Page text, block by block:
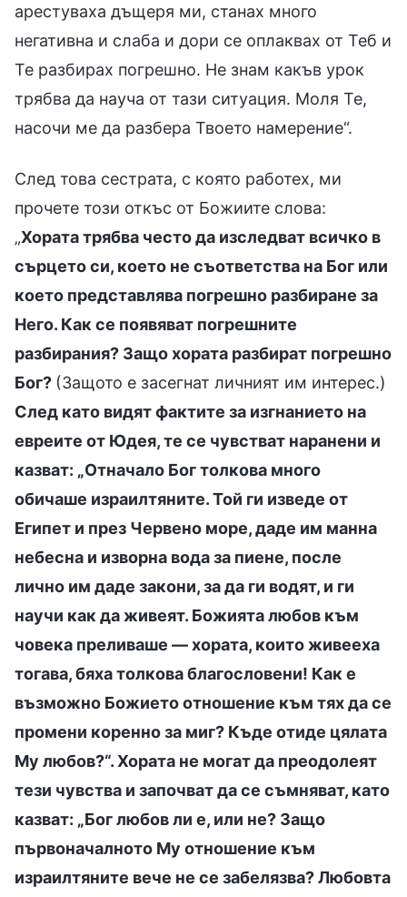
арестуваха дъщеря ми, станах много
негативна и слаба и дори се оплаквах от Теб и
Те разбирах погрешно. Не знам какъв урок
трябва да науча от тази ситуация. Моля Те,
насочи ме да разбера Твоето намерение“.
След това сестрата, с която работех, ми
прочете този откъс от Божиите слова:
„Хората трябва често да изследват всичко в
сърцето си, което не съответства на Бог или
което представлява погрешно разбиране за
Него. Как се появяват погрешните
разбирания? Защо хората разбират погрешно
Бог? (Защото е засегнат личният им интерес.)
След като видят фактите за изгнанието на
евреите от Юдея, те се чувстват наранени и
казват: „Отначало Бог толкова много
обичаше израилтяните. Той ги изведе от
Египет и през Червено море, даде им манна
небесна и изворна вода за пиене, после
лично им даде закони, за да ги водят, и ги
научи как да живеят. Божията любов към
човека преливаше — хората, които живееха
тогава, бяха толкова благословени! Как е
възможно Божието отношение към тях да се
промени коренно за миг? Къде отиде цялата
Му любов?“. Хората не могат да преодолеят
тези чувства и започват да се съмняват, като
казват: „Бог любов ли е, или не? Защо
първоначалното Му отношение към
израилтяните вече не се забелязва? Любовта